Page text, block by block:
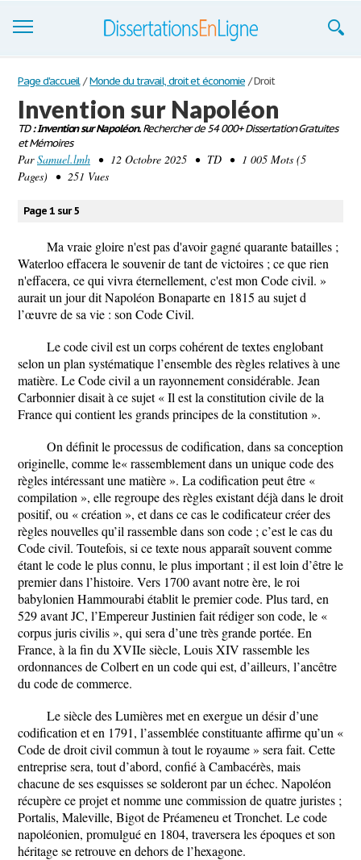
Dissertations
S'inscrire
Se connecter
Contactez-nous
Page d'accueil / Monde du travail, droit et économie /Droit
Invention sur Napoléon
TD: Invention sur Napoléon.Rechercher de 54 000+ Dissertation Gratuites
et Mémoires
ParSamuel.lmh • 12 Octobre 2025 • TD • 1 005 Mots (5
Pages) • 251 Vues
Page 1 sur 5
Ma vraie gloire n'est pas d'avoir gagné quarante batailles ;
Waterloo effacera le souvenir de tant de victoires ; ce que rien
n'effacera, ce qui vivra éternellement, c'est mon Code civil. »
aurait un jour dit Napoléon Bonaparte en 1815 au sujet d
l’œuvre de sa vie : son Code Civil.
Le code civil est un corps cohérent de textes englobant
selon un plan systématique l’ensemble des règles relatives à une
matière. Le Code civil a un rayonnement considérable. Jean
Carbonnier disait à ce sujet « Il est la constitution civile de la
France qui contient les grands principes de la constitution ».
On définit le processus de codification, dans sa conception
originelle, comme le« rassemblement dans un unique code des
règles intéressant une matière ». La codification peut être «
compilation », elle regroupe des règles existant déjà dans le droit
positif, ou « création », et dans ce cas le codificateur créer des
règles nouvelles qu’il rassemble dans son code ; c’est le cas du
Code civil. Toutefois, si ce texte nous apparaît souvent comme
étant le code le plus connu, le plus important ; il est loin d’être le
premier dans l’histoire. Vers 1700 avant notre ère, le roi
babylonien Hammourabi établit le premier code. Plus tard, en
529 avant JC, l’Empereur Justinien fait rédiger son code, le «
corpus juris civilis », qui sera d’une très grande portée. En
France, à la fin du XVIIe siècle, Louis XIV rassemble les
ordonnances de Colbert en un code qui est, d’ailleurs, l’ancêtre
du code de commerce.
Le siècle des Lumières met en exergue un désir d’une
codification et en 1791, l’assemblée constituante affirme qu’un «
Code de droit civil commun à tout le royaume » sera fait. Cette
entreprise sera, tout d’abord, confié à Cambacérès, mais
chacune de ses esquisses se solderont par un échec. Napoléon
récupère ce projet et nomme une commission de quatre juristes ;
Portalis, Maleville, Bigot de Préameneu et Tronchet. Le code
napoléonien, promulgué en 1804, traversera les époques et son
héritage se retrouve en dehors de l’hexagone.